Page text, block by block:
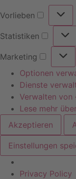
Vorlieben
Statistiken
Marketing
Optionen
Dienste
Verwalten von
Lese mehr
Akzeptieren
Einstellungen
Privacy Policy